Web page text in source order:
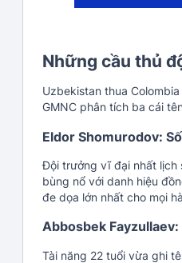
Những cầu thủ
Uzbekistan thua
GMNC phân tích ba cái
Eldor Shomurodov:
Đội trưởng vĩ đại nhất lịch
bùng nổ với danh hiệu
đe dọa lớn nhất cho mọi
Abbosbek Fayzullaev:
Tài năng 22 tuổi vừa ghi